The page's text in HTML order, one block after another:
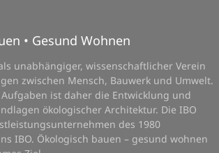
• Gesund Wohnen
unabhängiger, wissenschaftlicher Verein
zwischen Mensch, Bauwerk und Umwelt.
ist daher die Entwicklung und
ökologischer Architektur. Die IBO
des 1980
IBO. Ökologisch bauen – gesund wohnen